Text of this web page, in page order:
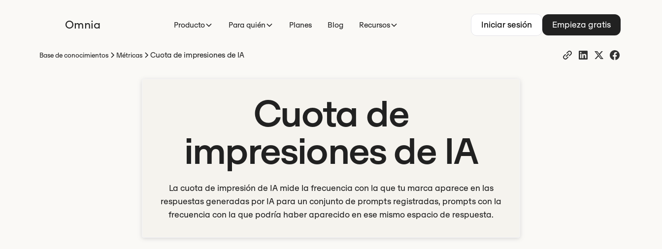
Omnia Producto Para quién Planes Blog Recursos Iniciar sesión Empieza gratis
Base de conocimientos Métricas Cuota de impresiones de IA
Cuota de
impresiones de IA
La cuota de impresión de IA mide la frecuencia con la que tu marca aparece en las
respuestas generadas por IA para un conjunto de prompts registradas, prompts con la
frecuencia con la que podría haber aparecido en ese mismo espacio de respuesta.